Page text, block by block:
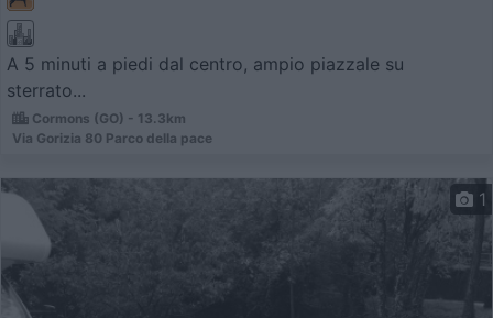
A 5 minuti a piedi dal centro, ampio piazzale su
sterrato...
Cormons (GO) - 13.3km
Via Gorizia 80 Parco della pace
1